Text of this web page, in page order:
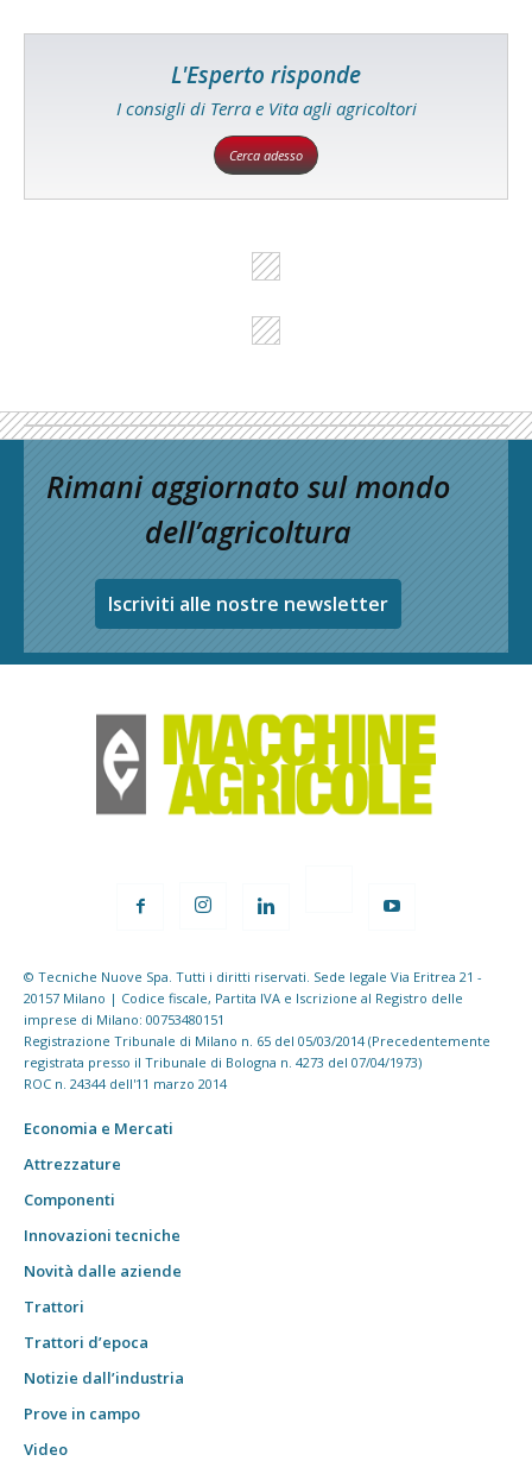
L'Esperto risponde
I consigli di Terra e Vita agli agricoltori
Cerca adesso
Rimani aggiornato sul mondo
dell’agricoltura
Iscriviti alle nostre newsletter
© Tecniche Nuove Spa. Tutti i diritti riservati. Sede legale Via Eritrea 21 -
20157 Milano | Codice fiscale, Partita IVA e Iscrizione al Registro delle
imprese di Milano: 00753480151
Registrazione Tribunale di Milano n. 65 del 05/03/2014 (Precedentemente
registrata presso il Tribunale di Bologna n. 4273 del 07/04/1973)
ROC n. 24344 dell'11 marzo 2014
Economia e Mercati
Attrezzature
Componenti
Innovazioni tecniche
Novità dalle aziende
Trattori
Trattori d’epoca
Notizie dall’industria
Prove in campo
Video